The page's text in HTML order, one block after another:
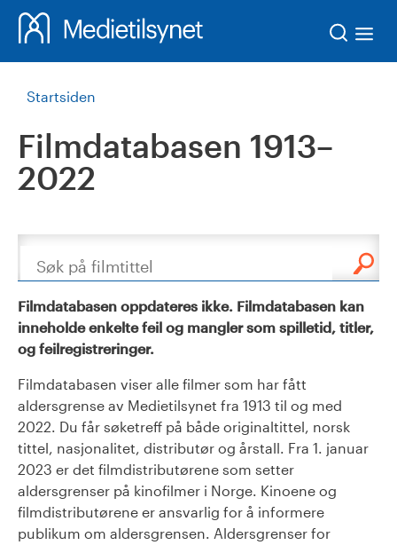
Startsiden
Filmdatabasen 1913–
2022
Søk
Filmdatabasen oppdateres ikke. Filmdatabasen kan
inneholde enkelte feil og mangler som spilletid, titler,
og feilregistreringer.
Filmdatabasen viser alle filmer som har fått
aldersgrense av Medietilsynet fra 1913 til og med
2022. Du får søketreff på både originaltittel, norsk
tittel, nasjonalitet, distributør og årstall. Fra 1. januar
2023 er det filmdistributørene som setter
aldersgrenser på kinofilmer i Norge. Kinoene og
filmdistributørene er ansvarlig for å informere
publikum om aldersgrensen. Aldersgrenser for